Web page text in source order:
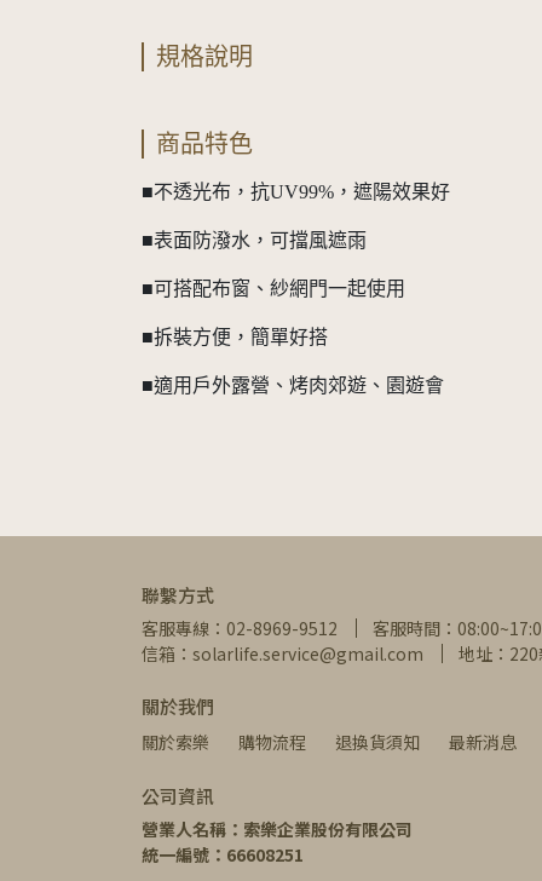
規格說明
商品特色
■不透光布，抗UV99%，遮陽效果好
■表面防潑水，可擋風遮雨
■可搭配布窗、紗網門一起使用
■拆裝方便，簡單好搭
■適用戶外露營、烤肉郊遊、園遊會
聯繫方式
客服專線：02-8969-9512
客服時間：
信箱：solarlife.service@gmail.com
地址：
關於我們
關於索樂 購物流程 退換貨須知 最新消息
公司資訊
營業人名稱：索樂企業股份有限公司
統一編號：66608251